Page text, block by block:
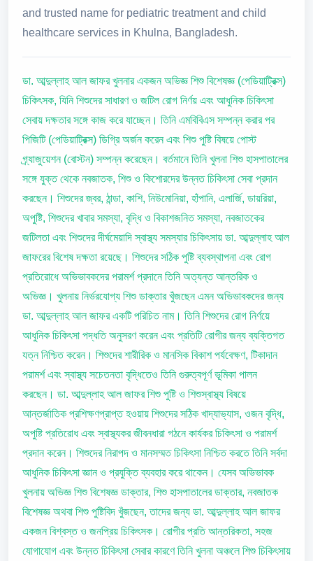
and trusted name for pediatric treatment and child
healthcare services in Khulna, Bangladesh.
ডা. আব্দুল্লাহ আল জাফর খুলনার একজন অভিজ্ঞ শিশু বিশেষজ্ঞ (পেডিয়াট্রিক্স)
চিকিৎসক, যিনি শিশুদের সাধারণ ও জটিল রোগ নির্ণয় এবং আধুনিক চিকিৎসা
সেবায় দক্ষতার সঙ্গে কাজ করে যাচ্ছেন। তিনি এমবিবিএস সম্পন্ন করার পর
পিজিটি (পেডিয়াট্রিক্স) ডিগ্রি অর্জন করেন এবং শিশু পুষ্টি বিষয়ে পোস্ট
গ্র্যাজুয়েশন (বোস্টন) সম্পন্ন করেছেন। বর্তমানে তিনি খুলনা শিশু হাসপাতালের
সঙ্গে যুক্ত থেকে নবজাতক, শিশু ও কিশোরদের উন্নত চিকিৎসা সেবা প্রদান
করছেন। শিশুদের জ্বর, ঠান্ডা, কাশি, নিউমোনিয়া, হাঁপানি, এলার্জি, ডায়রিয়া,
অপুষ্টি, শিশুদের খাবার সমস্যা, বৃদ্ধি ও বিকাশজনিত সমস্যা, নবজাতকের
জটিলতা এবং শিশুদের দীর্ঘমেয়াদি স্বাস্থ্য সমস্যার চিকিৎসায় ডা. আব্দুল্লাহ আল
জাফরের বিশেষ দক্ষতা রয়েছে। শিশুদের সঠিক পুষ্টি ব্যবস্থাপনা এবং রোগ
প্রতিরোধে অভিভাবকদের পরামর্শ প্রদানে তিনি অত্যন্ত আন্তরিক ও
অভিজ্ঞ। খুলনায় নির্ভরযোগ্য শিশু ডাক্তার খুঁজছেন এমন অভিভাবকদের জন্য
ডা. আব্দুল্লাহ আল জাফর একটি পরিচিত নাম। তিনি শিশুদের রোগ নির্ণয়ে
আধুনিক চিকিৎসা পদ্ধতি অনুসরণ করেন এবং প্রতিটি রোগীর জন্য ব্যক্তিগত
যত্ন নিশ্চিত করেন। শিশুদের শারীরিক ও মানসিক বিকাশ পর্যবেক্ষণ, টিকাদান
পরামর্শ এবং স্বাস্থ্য সচেতনতা বৃদ্ধিতেও তিনি গুরুত্বপূর্ণ ভূমিকা পালন
করছেন। ডা. আব্দুল্লাহ আল জাফর শিশু পুষ্টি ও শিশুস্বাস্থ্য বিষয়ে
আন্তর্জাতিক প্রশিক্ষণপ্রাপ্ত হওয়ায় শিশুদের সঠিক খাদ্যাভ্যাস, ওজন বৃদ্ধি,
অপুষ্টি প্রতিরোধ এবং স্বাস্থ্যকর জীবনধারা গঠনে কার্যকর চিকিৎসা ও পরামর্শ
প্রদান করেন। শিশুদের নিরাপদ ও মানসম্মত চিকিৎসা নিশ্চিত করতে তিনি সর্বদা
আধুনিক চিকিৎসা জ্ঞান ও প্রযুক্তি ব্যবহার করে থাকেন। যেসব অভিভাবক
খুলনায় অভিজ্ঞ শিশু বিশেষজ্ঞ ডাক্তার, শিশু হাসপাতালের ডাক্তার, নবজাতক
বিশেষজ্ঞ অথবা শিশু পুষ্টিবিদ খুঁজছেন, তাদের জন্য ডা. আব্দুল্লাহ আল জাফর
একজন বিশ্বস্ত ও জনপ্রিয় চিকিৎসক। রোগীর প্রতি আন্তরিকতা, সহজ
যোগাযোগ এবং উন্নত চিকিৎসা সেবার কারণে তিনি খুলনা অঞ্চলে শিশু চিকিৎসায়